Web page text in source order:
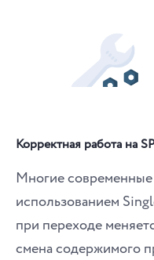
Корректная работа на
Многие
использованием
при переходе
смена содержимого